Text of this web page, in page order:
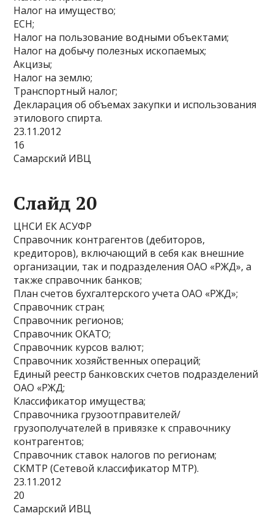
Налог на имущество;
ЕСН;
Налог на пользование водными объектами;
Налог на добычу полезных ископаемых;
Акцизы;
Налог на землю;
Транспортный налог;
Декларация об объемах закупки и использования
этилового спирта.
23.11.2012
16
Самарский ИВЦ
Слайд 20
ЦНСИ ЕК АСУФР
Справочник контрагентов (дебиторов,
кредиторов), включающий в себя как внешние
организации, так и подразделения ОАО «РЖД», а
также справочник банков;
План счетов бухгалтерского учета ОАО «РЖД»;
Справочник стран;
Справочник регионов;
Справочник ОКАТО;
Справочник курсов валют;
Справочник хозяйственных операций;
Единый реестр банковских счетов подразделений
ОАО «РЖД;
Классификатор имущества;
Справочника грузоотправителей/
грузополучателей в привязке к справочнику
контрагентов;
Справочник ставок налогов по регионам;
СКМТР (Сетевой классификатор МТР).
23.11.2012
20
Самарский ИВЦ